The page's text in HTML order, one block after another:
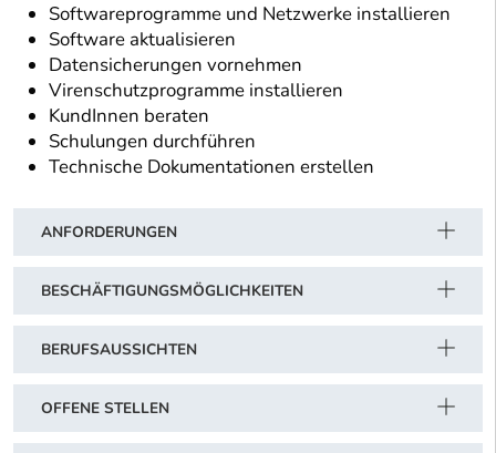
Softwareprogramme und Netzwerke installieren
Software aktualisieren
Datensicherungen vornehmen
Virenschutzprogramme installieren
KundInnen beraten
Schulungen durchführen
Technische Dokumentationen erstellen
ANFORDERUNGEN
BESCHÄFTIGUNGSMÖGLICHKEITEN
BERUFSAUSSICHTEN
OFFENE STELLEN